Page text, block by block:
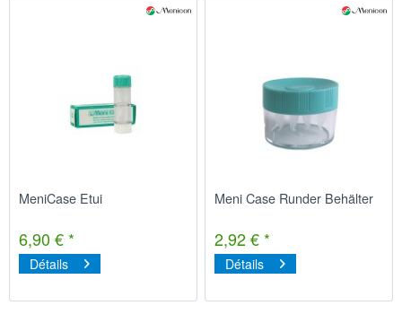
MeniCase Etui
6,90 € *
Détails
Meni Case Runder Behälter
2,92 € *
Détails